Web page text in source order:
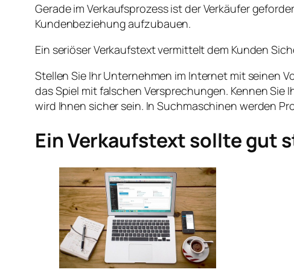
Gerade im Verkaufsprozess ist der Verkäufer
Kundenbeziehung aufzubauen.
Ein seriöser Verkaufstext vermittelt dem Kunden
Stellen Sie Ihr Unternehmen im Internet mit seinen
das Spiel mit falschen Versprechungen. Kennen
wird Ihnen sicher sein. In Suchmaschinen werden
Ein Verkaufstext sollte gut